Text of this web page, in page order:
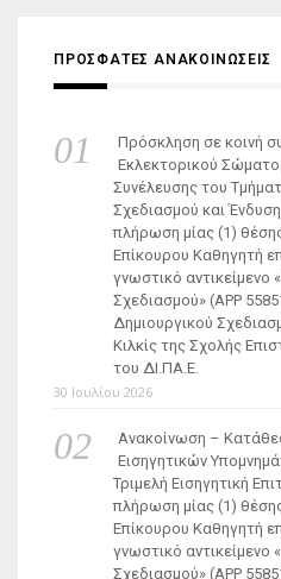
ΠΡΟΣΦΑΤΕΣ ΑΝΑΚΟΙΝΩΣΕΙΣ
Πρόσκληση σε κοινή
Εκλεκτορικού
Συνέλευσης του
Σχεδιασμού και
πλήρωση μίας (1)
Επίκουρου Καθηγητή
γνωστικό αντικείμενο
Σχεδιασμού» (ΑΡΡ
Δημιουργικού
Κιλκίς της Σχολής
του ΔΙ.ΠΑ.Ε.
30 Ιουλίου 2026
Ανακοίνωση –
Εισηγητικών
Τριμελή Εισηγητική
πλήρωση μίας (1)
Επίκουρου Καθηγητή
γνωστικό αντικείμενο
Σχεδιασμού» (ΑΡΡ